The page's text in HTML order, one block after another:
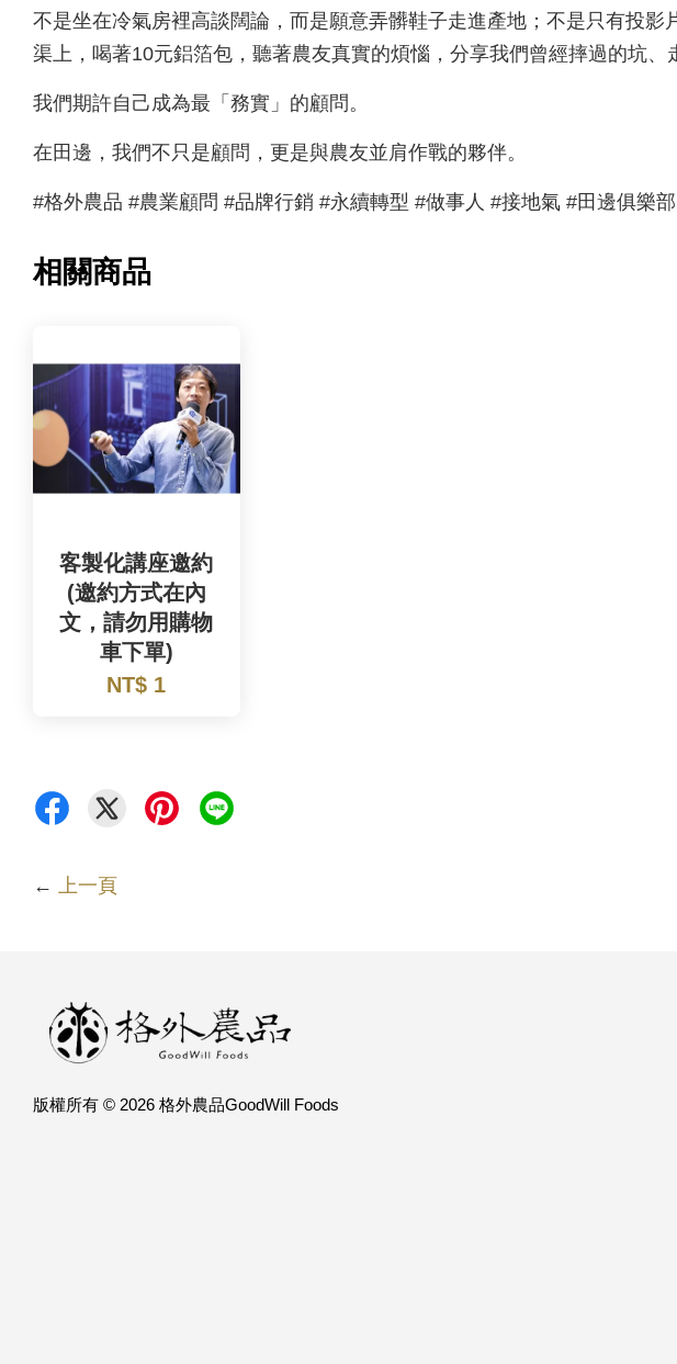
不是坐在冷氣房裡高談闊論，而是願意弄髒鞋子走進產地；不是只有投影
渠上，喝著10元鋁箔包，聽著農友真實的煩惱，分享我們曾經摔過的坑、
我們期許自己成為最「務實」的顧問。
在田邊，我們不只是顧問，更是與農友並肩作戰的夥伴。
#格外農品 #農業顧問 #品牌行銷 #永續轉型 #做事人 #接地氣 #田邊俱樂
相關商品
客製化講座邀約
(邀約方式在內
文，請勿用購物
車下單)
NT$ 1
← 上一頁
版權所有 © 2026 格外農品GoodWill Foods